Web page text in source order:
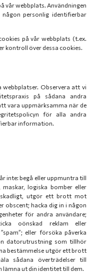
vår webbplats. Användningen
personlig identifierbar
på vår webbplats (t.ex.
kontroll över dessa cookies.
webbplatser. Observera att vi
på sådana andra
vara uppmärksamma när de
för alla andra
information.
inte: begå eller uppmuntra till
logiska bomber eller
utgör ett brott mot
obscent; hacka dig in i någon
för andra användare;
oönskad reklam eller
eller försöka påverka
datorutrustning som tillhör
bestämmelse utgör ett brott
sådana överträdelser till
ut din identitet till dem.